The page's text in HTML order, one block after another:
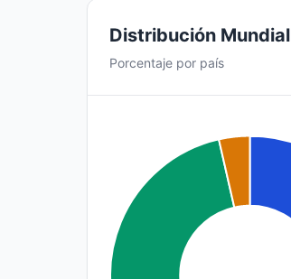
Distribución Mundial
Porcentaje por país